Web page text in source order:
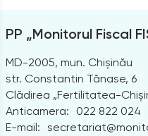
PP „Monitorul Fiscal
MD-2005, mun. Chișinău
str. Constantin Tănase, 6
Clădirea „Fertilitatea-
Anticamera:
022 822 024
E-mail: